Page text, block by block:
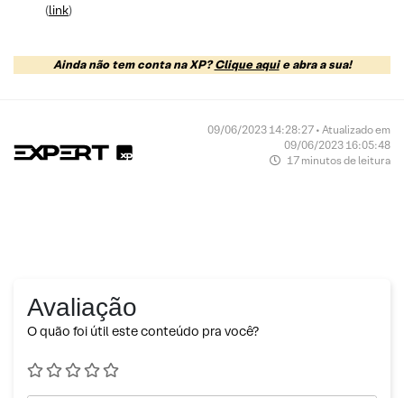
(link)
Ainda não tem conta na XP?Clique aquie abra a sua!
09/06/2023 14:28:27 • Atualizado em
09/06/2023 16:05:48
17 minutos de leitura
Avaliação
O quão foi útil este conteúdo pra você?